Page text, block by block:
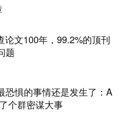
论文100年，99.2%的顶刊
题
恐惧的事情还是发生了：A
个群密谋大事